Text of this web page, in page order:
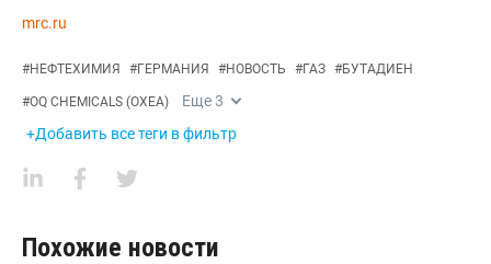
mrc.ru
#НЕФТЕХИМИЯ #ГЕРМАНИЯ #НОВОСТЬ #ГАЗ #БУТАДИЕН
#OQ CHEMICALS (OXEA) Еще3
+Добавить все теги в фильтр
Похожие новости